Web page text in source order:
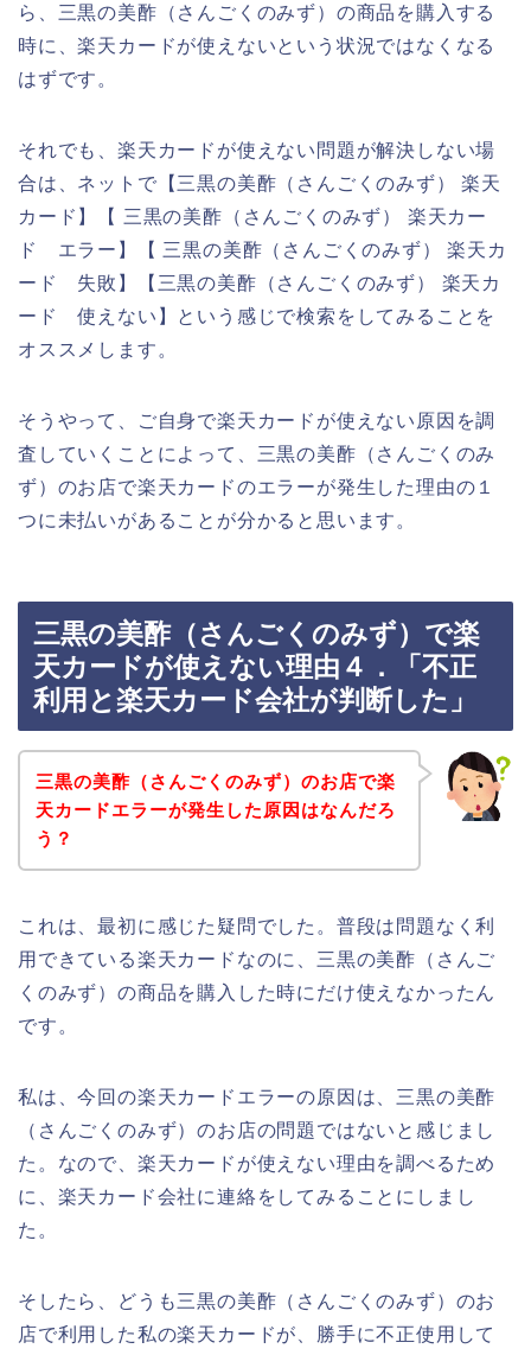
ら、三黒の美酢（さんごくのみず）の商品を購入する
時に、楽天カードが使えないという状況ではなくなる
はずです。
それでも、楽天カードが使えない問題が解決しない場
合は、ネットで【三黒の美酢（さんごくのみず） 楽天
カード】【 三黒の美酢（さんごくのみず） 楽天カー
ド エラー】【 三黒の美酢（さんごくのみず） 楽天カ
ード 失敗】【三黒の美酢（さんごくのみず） 楽天カ
ード 使えない】という感じで検索をしてみることを
オススメします。
そうやって、ご自身で楽天カードが使えない原因を調
査していくことによって、三黒の美酢（さんごくのみ
ず）のお店で楽天カードのエラーが発生した理由の１
つに未払いがあることが分かると思います。
三黒の美酢（さんごくのみず）で楽
天カードが使えない理由４．「不正
利用と楽天カード会社が判断した」
三黒の美酢（さんごくのみず）のお店で楽
天カードエラーが発生した原因はなんだろ
う？
これは、最初に感じた疑問でした。普段は問題なく利
用できている楽天カードなのに、三黒の美酢（さんご
くのみず）の商品を購入した時にだけ使えなかったん
です。
私は、今回の楽天カードエラーの原因は、三黒の美酢
（さんごくのみず）のお店の問題ではないと感じまし
た。なので、楽天カードが使えない理由を調べるため
に、楽天カード会社に連絡をしてみることにしまし
た。
そしたら、どうも三黒の美酢（さんごくのみず）のお
店で利用した私の楽天カードが、勝手に不正使用して